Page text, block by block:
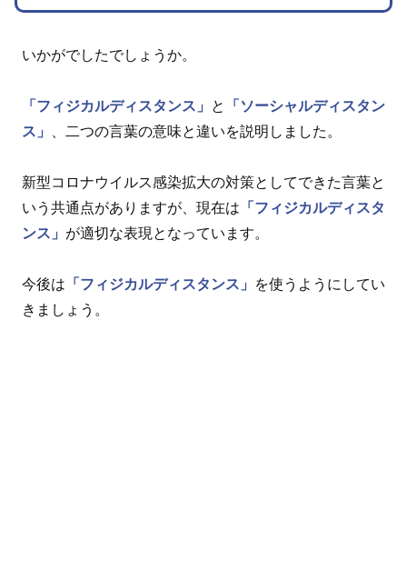
いかがでしたでしょうか。
「フィジカルディスタンス」 と
「ソーシャルディスタン
ス」
、二つの言葉の意味と違いを説明しました。
新型コロナウイルス感染拡大の対策としてできた言葉と
いう共通点がありますが、現在は 「フィジカルディスタ
ンス」 が適切な表現となっています。
今後は 「フィジカルディスタンス」
を使うようにしてい
きましょう。